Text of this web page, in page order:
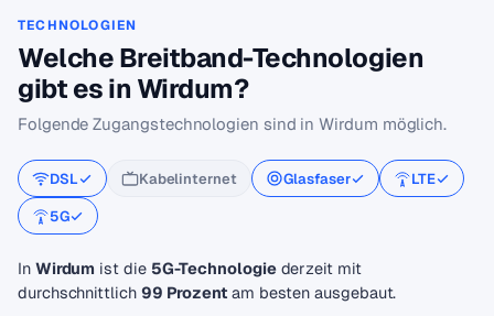
TECHNOLOGIEN
Welche Breitband-Technologien
gibt es in Wirdum?
Folgende Zugangstechnologien sind in Wirdum möglich.
DSL Kabelinternet Glasfaser
LTE
5G
In Wirdum ist die 5G-Technologiederzeit mit
durchschnittlich 99 Prozentam besten ausgebaut.